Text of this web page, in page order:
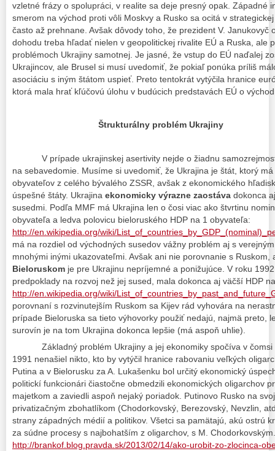
vzletné frázy o spolupráci, v realite sa deje presný opak. Západné
smerom na východ proti vôli Moskvy a Rusko sa ocitá v
často až prehnane. Avšak dôvody toho, že prezident V. Janukovyč
dohodu treba hľadať nielen v geopolitickej rivalite EÚ a Ruska, ale
problémoch Ukrajiny samotnej. Je jasné, že vstup do EÚ naďalej
Ukrajincov, ale Brusel si musí uvedomiť, že pokiaľ ponúka príliš
asociáciu s iným štátom uspieť. Preto tentokrát vytýčila hranice
ktorá mala hrať kľúčovú úlohu v budúcich predstavách EÚ o
Štrukturálny problém Ukrajiny
V prípade ukrajinskej asertivity nejde o žiadnu
na sebavedomie. Musíme si uvedomiť, že Ukrajina je štát, ktorý
obyvateľov z celého bývalého ZSSR, avšak z ekonomického
úspešné štáty. Ukrajina ekonomicky výrazne zaostáva dokonca
susedmi. Podľa MMF má Ukrajina len o čosi viac ako štvrtinu
obyvateľa a ledva polovicu bieloruského HDP na 1 obyvateľa:
http://en.wikipedia.org/wiki/
má na rozdiel od východných susedov vážny problém aj s
mnohými inými ukazovateľmi. Avšak ani nie porovnanie s Ruskom,
Bieloruskom je pre Ukrajinu nepríjemné a ponižujúce. V roku
predpoklady na rozvoj než jej sused, mala dokonca aj väčší HDP
http://en.wikipedia.org/wiki/
porovnaní s rozvinutejším Ruskom sa Kijev rád vyhovára na
prípade Bieloruska sa tieto výhovorky použiť nedajú, najmä preto,
surovín je na tom Ukrajina dokonca lepšie (má aspoň uhlie).
Základný problém Ukrajiny a jej ekonomiky spočíva v čomsi
1991 nenašiel nikto, kto by vytýčil hranice rabovaniu veľkých
Putina a v Bielorusku za A. Lukašenku bol určitý ekonomický
politickí funkcionári čiastočne obmedzili ekonomických oligarchov
majetkom a zaviedli aspoň nejaký poriadok. Putinovo Rusko na
privatizačným zbohatlíkom (Chodorkovský, Berezovský, Nevzlin,
strany západných médií a politikov. Všetci sa pamätajú, akú ostrú
za súdne procesy s najbohatším z oligarchov, s M.
http://brankof.blog.pravda.sk/2013/02/14/ako-urobit-zo-zlocinca-